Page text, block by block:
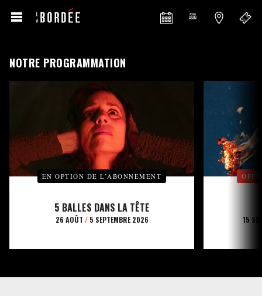
NOTRE PROGRAMMATION
EN OPTION DE L’ABONNEMENT
5 BALLES DANS LA TÊTE
26 AOÛT /5 SEPTEMBRE 2026 15